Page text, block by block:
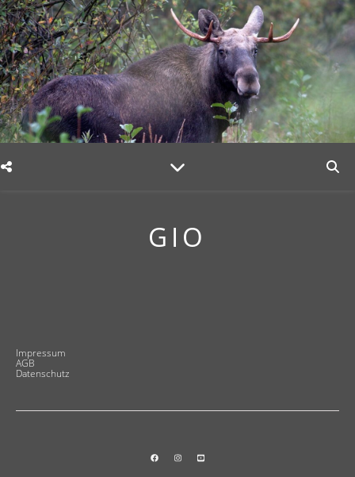
GIO
Impressum
AGB
Datenschutz